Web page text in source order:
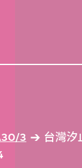
3
台灣汐